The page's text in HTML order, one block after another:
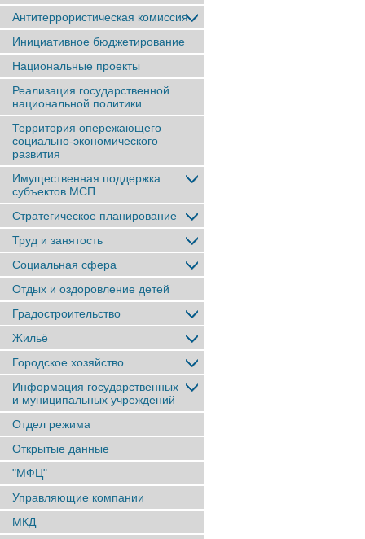
Антитеррористическая комиссия
Инициативное бюджетирование
Национальные проекты
Реализация государственной
национальной политики
Территория опережающего
социально-экономического
развития
Имущественная поддержка
субъектов МСП
Стратегическое планирование
Труд и занятость
Социальная сфера
Отдых и оздоровление детей
Градостроительство
Жильё
Городское хозяйство
Информация государственных
и муниципальных учреждений
Отдел режима
Открытые данные
"МФЦ"
Управляющие компании
МКД